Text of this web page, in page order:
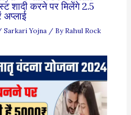
शादी करने पर मिलेंगे 2.5
Sarkari Yojna/ ByRahul Rock